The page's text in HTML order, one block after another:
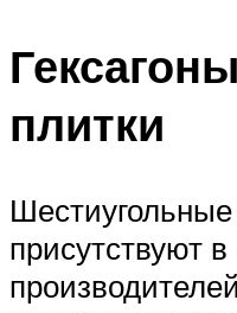
плитки
присутствуют